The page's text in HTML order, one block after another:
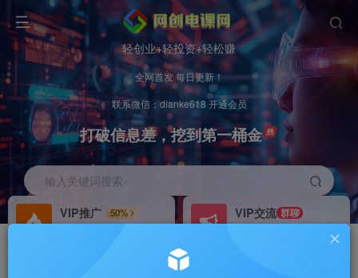
轻创业+轻投资+轻松赚
全网首发 每日更新！
联系微信：dianke618 开通会员
打破信息差，挖到第一桶金
输入关键词搜索
VIP推广
50%
VIP交流 群聊
研究探讨更多创业项目路子。